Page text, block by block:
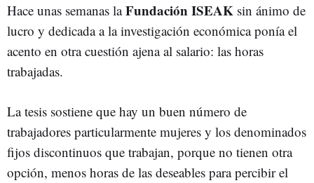
Hace unas semanas laFundación ISEAK sin ánimo de
lucro y dedicada a la investigación económica ponía el
acento en otra cuestión ajena al salario: las horas
trabajadas.
La tesis sostiene que hay un buen número de
trabajadores particularmente mujeres y los denominados
fijos discontinuos que trabajan, porque no tienen otra
opción, menos horas de las deseables para percibir el